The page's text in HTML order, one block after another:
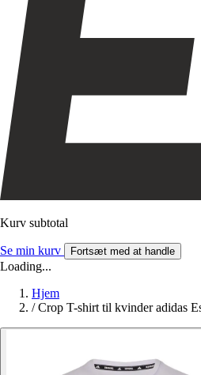
Kurv subtotal
Se min kurv Fortsæt med at handle
Loading...
Hjem
/ Crop T-shirt til kvinder adidas